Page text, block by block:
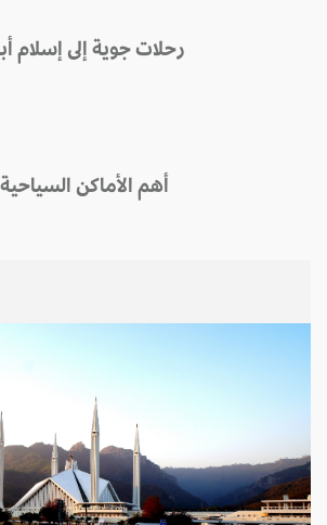
رحلات جوية إلى إسلام أباد
أهم الأماكن السياحية